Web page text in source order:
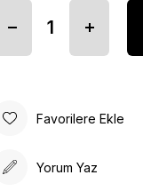
Favorilere Ekle
Yorum Yaz